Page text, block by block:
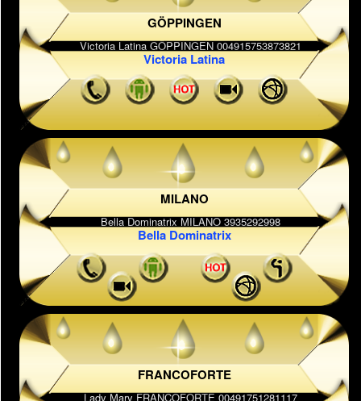
GÖPPINGEN
Victoria Latina
MILANO
Bella Dominatrix
FRANCOFORTE